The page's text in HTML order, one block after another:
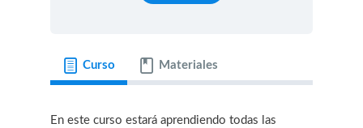
Curso Materiales
En este curso estará aprendiendo todas las